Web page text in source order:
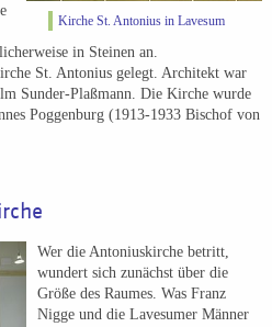
Kirche St. Antonius in Lavesum
in Steinen an.
St. Antonius gelegt. Architekt war
Sunder-Plaßmann. Die Kirche wurde
Poggenburg (1913-1933 Bischof von
Wer die Antoniuskirche betritt,
wundert sich zunächst über die
Größe des Raumes. Was Franz
Nigge und die Lavesumer Männer